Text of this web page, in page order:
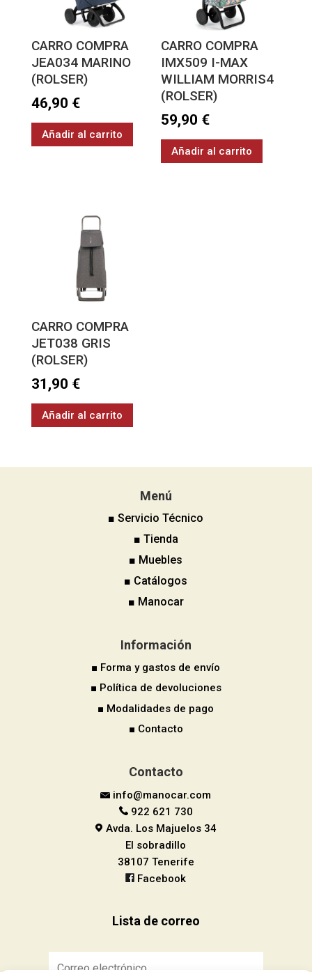
CARRO COMPRA
JEA034 MARINO
(ROLSER)
46,90 €
Añadir al carrito
CARRO COMPRA
IMX509 I-MAX
WILLIAM MORRIS4
(ROLSER)
59,90 €
Añadir al carrito
CARRO COMPRA
JET038 GRIS
(ROLSER)
31,90 €
Añadir al carrito
Menú
■ Servicio Técnico
■ Tienda
■ Muebles
■ Catálogos
■ Manocar
Información
■ Forma y gastos de envío
■ Política de devoluciones
■ Modalidades de pago
■ Contacto
Contacto
info@manocar.com
922 621 730
Avda. Los Majuelos 34
El sobradillo
38107 Tenerife
Facebook
Lista de correo